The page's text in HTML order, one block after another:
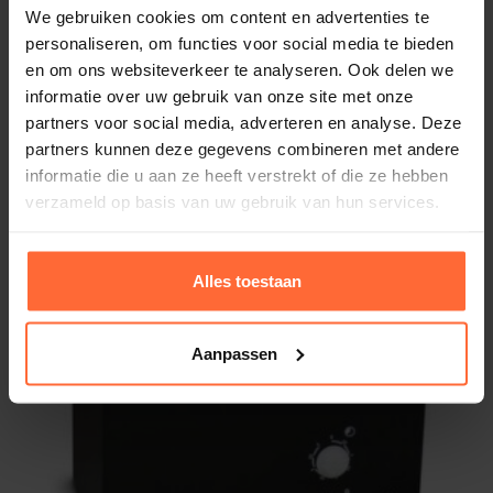
We gebruiken cookies om content en advertenties te
personaliseren, om functies voor social media te bieden
en om ons websiteverkeer te analyseren. Ook delen we
informatie over uw gebruik van onze site met onze
partners voor social media, adverteren en analyse. Deze
partners kunnen deze gegevens combineren met andere
informatie die u aan ze heeft verstrekt of die ze hebben
verzameld op basis van uw gebruik van hun services.
Alles toestaan
Aanpassen